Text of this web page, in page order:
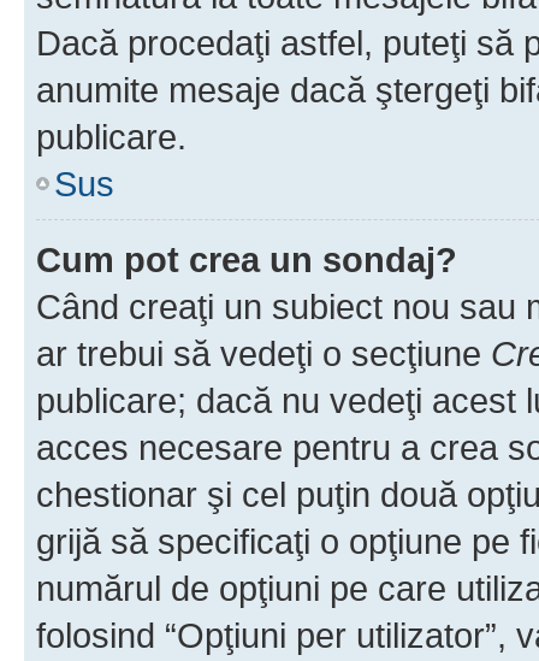
Dacă procedaţi astfel, puteţi să
anumite mesaje dacă ştergeţi
publicare.
Sus
Cum pot crea un sondaj?
Când creaţi un subiect nou sau
ar trebui să vedeţi o secţiune
publicare; dacă nu vedeţi acest
acces necesare pentru a crea
chestionar şi cel puţin două
grijă să specificaţi o opţiune pe
numărul de opţiuni pe care
folosind “Opţiuni per utilizator”,